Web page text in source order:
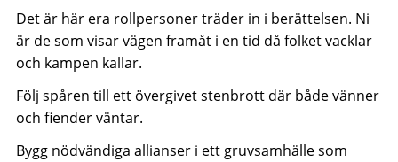
Det är här era rollpersoner träder in i berättelsen. Ni
är de som visar vägen framåt i en tid då folket vacklar
och kampen kallar.
Följ spåren till ett övergivet stenbrott där både vänner
och fiender väntar.
Bygg nödvändiga allianser i ett gruvsamhälle som